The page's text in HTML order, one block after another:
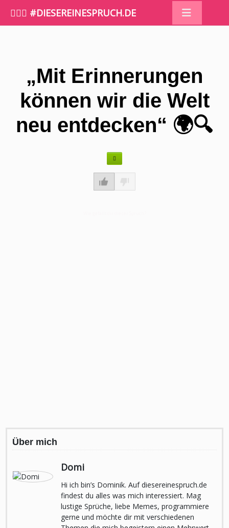
🤷🏼‍♀️ #DIESEREINESPRUCH.DE
„Mit Erinnerungen
können wir die Welt
neu entdecken“ 🌍🔍
Über mich
Domi
Hi ich bin’s Dominik. Auf diesereinespruch.de
findest du alles was mich interessiert. Mag
lustige Sprüche, liebe Memes, programmiere
gerne und möchte dir mit verschiedenen